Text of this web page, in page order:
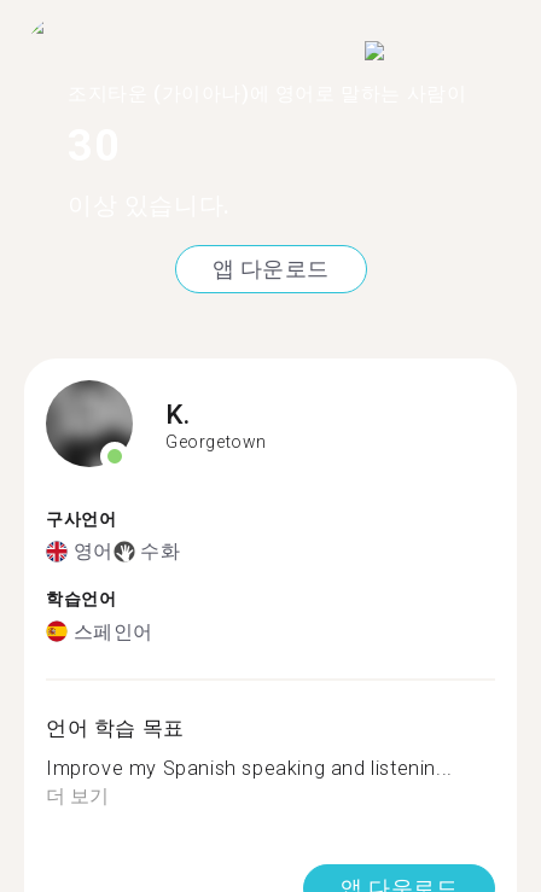
앱 다운로드
K.
Georgetown
구사언어
영어 수화
학습언어
스페인어
언어 학습 목표
Improve my Spanish speaking and listenin...
더 보기